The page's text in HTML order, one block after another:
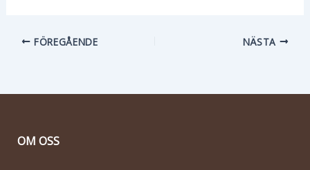
FÖREGÅENDE NÄSTA
OM OSS